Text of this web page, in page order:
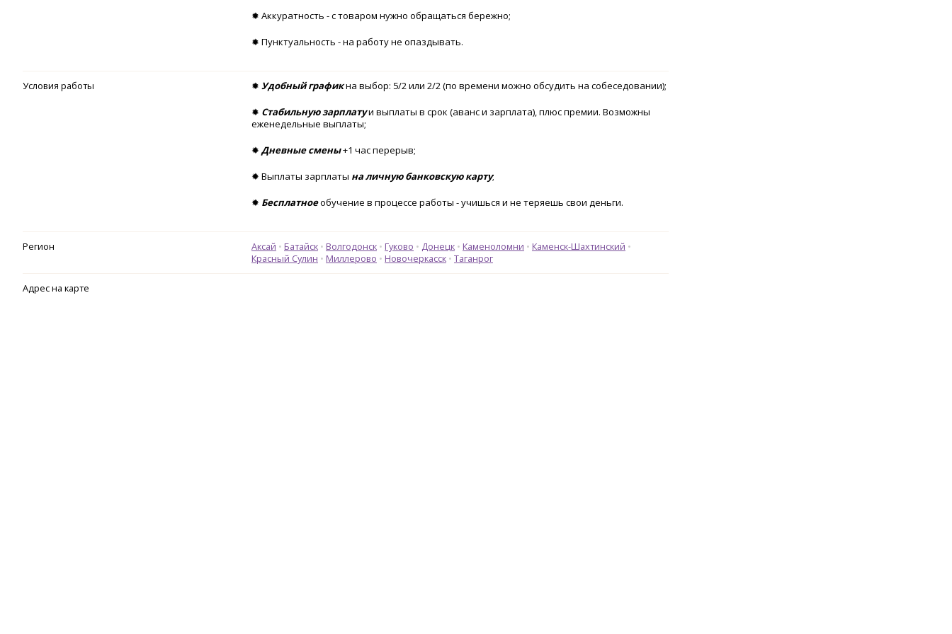
✹ Аккуратность - с товаром нужно обращаться бережно;
✹ Пунктуальность - на работу не опаздывать.
Условия работы ✹ Удобный графикна выбор: 5/2 или 2/2 (по времени можно обсудить на собеседовании);
✹ Стабильную зарплатуи выплаты в срок (аванс и зарплата), плюс премии. Возможны
еженедельные выплаты;
✹ Дневные смены+1 час перерыв;
✹ Выплаты зарплаты на личную банковскую карту;
✹ Бесплатноеобучение в процессе работы - учишься и не теряешь свои деньги.
Регион Аксай Батайск Волгодонск Гуково Донецк Каменоломни
Каменск-Шахтинский
Красный Сулин
Миллерово Новочеркасск Таганрог
Адрес на карте